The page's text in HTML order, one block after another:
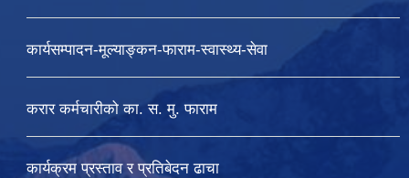
कार्यसम्पादन-मूल्याङ्कन-फाराम-स्वास्थ्य-सेवा
करार कर्मचारीको का. स. मु. फाराम
कार्यक्रम प्रस्ताव र प्रतिबेदन ढाचा